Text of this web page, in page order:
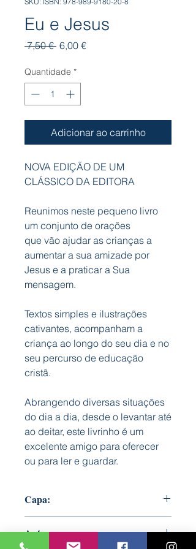
Eu e Jesus
7,50 € Preço
6,00 €Preço
Quantidade *
Adicionar ao carrinho
NOVA EDIÇÃO DE UM
CLÁSSICO DA EDITORA
Reunimos neste pequeno livro
um conjunto de orações
que vão ajudar as crianças a
aumentar a sua amizade por
Jesus e a praticar a Sua
mensagem.
Textos simples e ilustrações
cativantes, acompanham a
criança ao longo do seu dia e no
seu percurso de educação
cristã.
Abrangendo diversas situações
do dia a dia, desde o levantar até
ao deitar, este livrinho é um
excelente amigo para oferecer
ou para ler e guardar.
Capa:
Autor: